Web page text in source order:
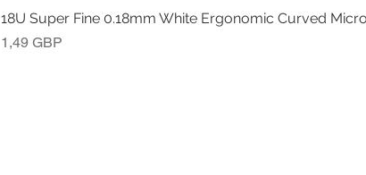
18U Super Fine 0.18mm White Ergonomic Curved
Cena
1,49 GBP